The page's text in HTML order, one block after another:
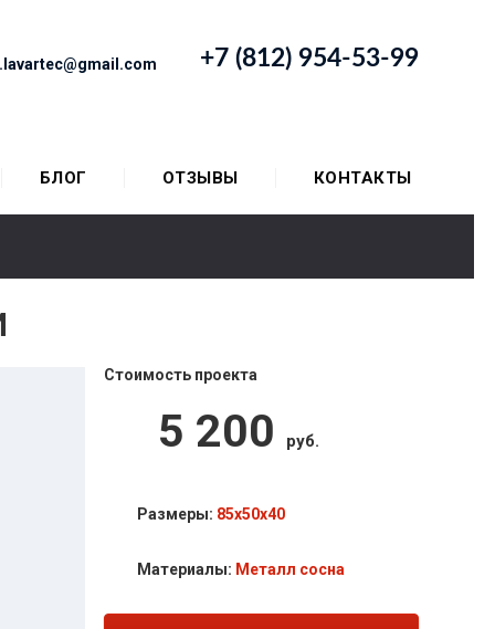
+7 (812) 954-53-99
БЛОГ ОТЗЫВЫ КОНТАКТЫ
Стоимость проекта
5 200 руб.
Размеры: 85х50х40
Материалы: Металл сосна